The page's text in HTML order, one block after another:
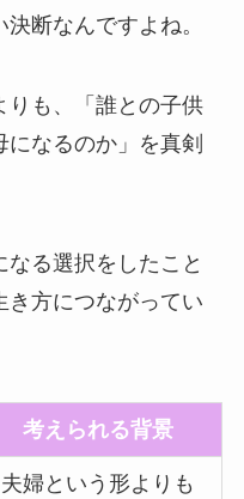
断なんですよね。
りも、「誰との子供
なるのか」を真剣
る選択をしたこと
き方につながってい
考えられる背景
夫婦という形よりも